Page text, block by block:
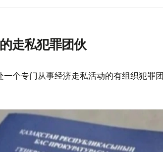
走私犯罪团伙
个专门从事经济走私活动的有组织犯罪团